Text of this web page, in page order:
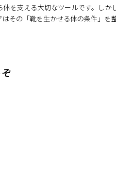
を支える大切なツールです。し
その「靴を生かせる体の条件」を